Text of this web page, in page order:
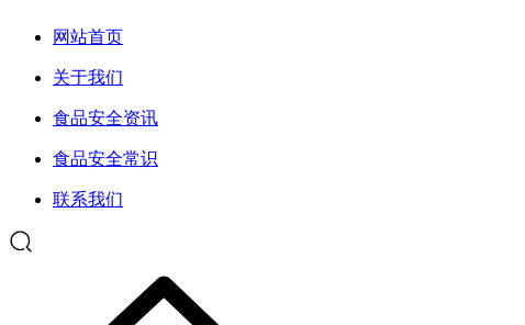
网站首页
关于我们
食品安全资讯
食品安全常识
联系我们